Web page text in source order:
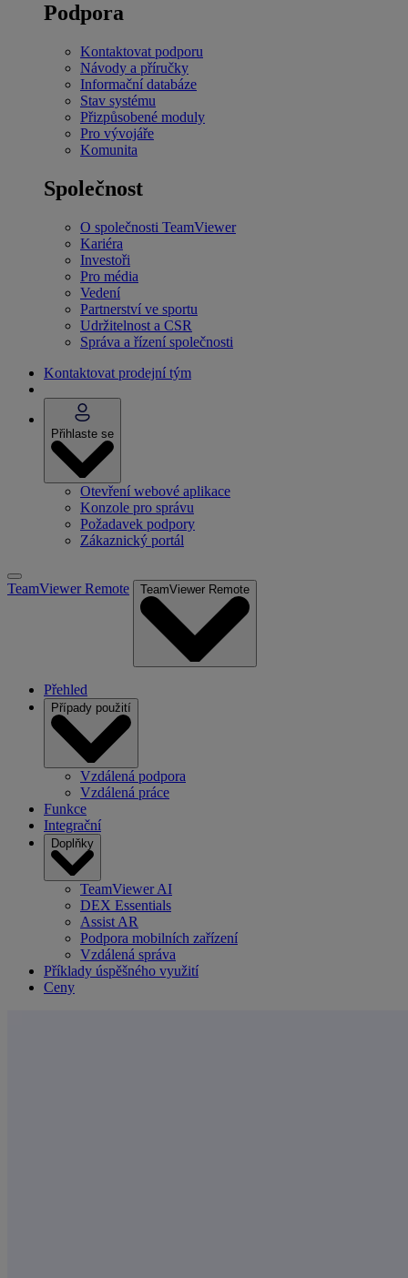
Podpora
Kontaktovat podporu
Návody a příručky
Informační databáze
Stav systému
Přizpůsobené moduly
Pro vývojáře
Komunita
Společnost
O společnosti TeamViewer
Kariéra
Investoři
Pro média
Vedení
Partnerství ve sportu
Udržitelnost a CSR
Správa a řízení společnosti
Kontaktovat prodejní tým
Přihlaste se
Otevření webové aplikace
Konzole pro správu
Požadavek podpory
Zákaznický portál
TeamViewer Remote TeamViewer Remote
Přehled
Případy použití
Vzdálená podpora
Vzdálená práce
Funkce
Integrační
Doplňky
TeamViewer AI
DEX Essentials
Assist AR
Podpora mobilních zařízení
Vzdálená správa
Příklady úspěšného využití
Ceny